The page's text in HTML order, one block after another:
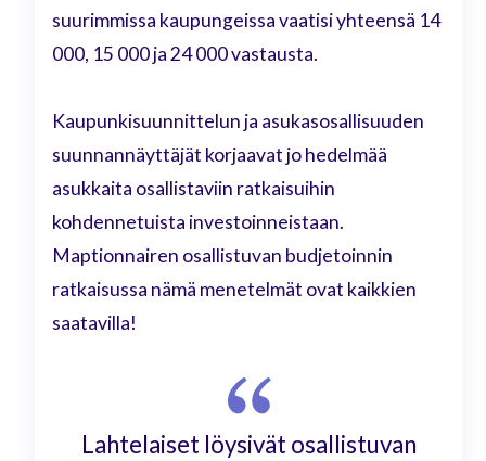
suurimmissa kaupungeissa vaatisi yhteensä 14
000, 15 000 ja 24 000 vastausta.
Kaupunkisuunnittelun ja asukasosallisuuden
suunnannäyttäjät korjaavat jo hedelmää
asukkaita osallistaviin ratkaisuihin
kohdennetuista investoinneistaan.
Maptionnairen osallistuvan budjetoinnin
ratkaisussa nämä menetelmät ovat kaikkien
saatavilla!
Lahtelaiset löysivät osallistuvan